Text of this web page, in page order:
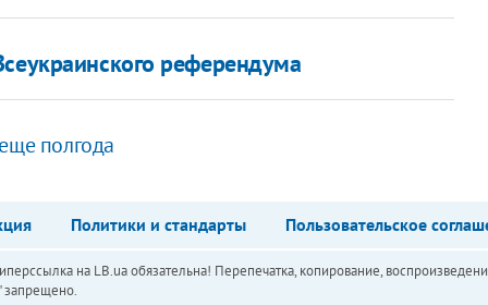
референдума
полгода
Политики и стандарты Пользовательское
на LB.ua обязательна! Перепечатка, копирование,
запрещено.